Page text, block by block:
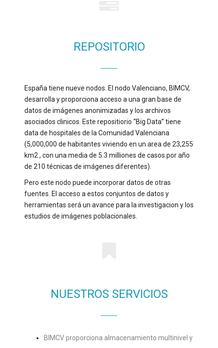
REPOSITORIO
España tiene nueve nodos. El nodo Valenciano, BIMCV,
desarrolla y proporciona acceso a una gran base de
datos de imágenes anonimizadas y los archivos
asociados clinicos. Este repositiorio “Big Data” tiene
data de hospitales de la Comunidad Valenciana
(5,000,000 de habitantes viviendo en un area de 23,255
km2 , con una media de 5.3 milliones de casos por año
de 210 técnicas de imágenes diferentes).
Pero este nodo puede incorporar datos de otras
fuentes. El acceso a estos conjuntos de datos y
herramientas será un avance para la investigacion y los
estudios de imágenes poblacionales.
NUESTROS SERVICIOS
BIMCV proporciona almacenamiento multinivel y